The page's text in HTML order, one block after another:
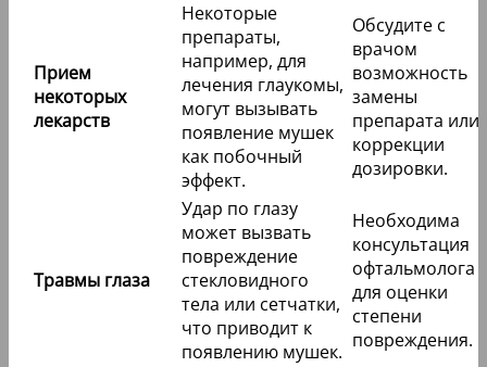
Прием
некоторых
лекарств
Некоторые
препараты,
например, для
лечения глаукомы,
могут вызывать
появление мушек
как побочный
эффект.
Обсудите с
врачом
возможность
замены
препарата или
коррекции
дозировки.
Травмы глаза
Удар по глазу
может вызвать
повреждение
стекловидного
тела или сетчатки,
что приводит к
появлению мушек.
Необходима
консультация
офтальмолога
для оценки
степени
повреждения.